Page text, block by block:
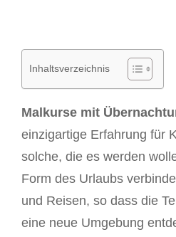
Inhaltsverzeichnis
Malkurse mit
einzigartige Erfahrung für
solche, die es werden
Form des Urlaubs
und Reisen, so dass die
eine neue Umgebung